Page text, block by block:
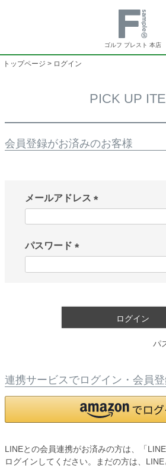
ゴルフ プレスト 本店
トップページ ログイン
PICK UP
会員登録がお済みのお客様
メールアドレス
)
パスワード
)
ログイン
パ
連携サービスでログイン・会員
LINEとの会員連携がお済みの方は、「
ログインしてください。まだの方は、